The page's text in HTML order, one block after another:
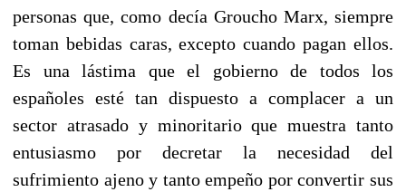
personas que, como decía Groucho Marx, siempre
toman bebidas caras, excepto cuando pagan ellos.
Es una lástima que el gobierno de todos los
españoles esté tan dispuesto a complacer a un
sector atrasado y minoritario que muestra tanto
entusiasmo por decretar la necesidad del
sufrimiento ajeno y tanto empeño por convertir sus